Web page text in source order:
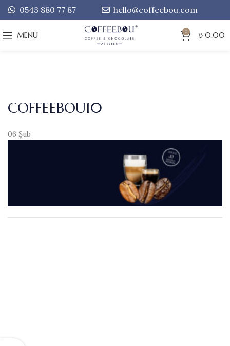
0543 880 77 87 hello@coffeebou.com
MENU 0 ₺ 0,00
COFFEEBOU10
06 Şub